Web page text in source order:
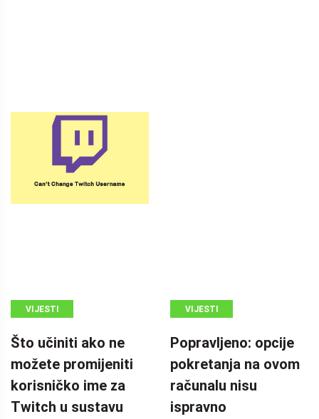
VIJESTI
Što učiniti ako ne
možete promijeniti
korisničko ime za
Twitch u sustavu
VIJESTI
Popravljeno: opcije
pokretanja na ovom
računalu nisu
ispravno